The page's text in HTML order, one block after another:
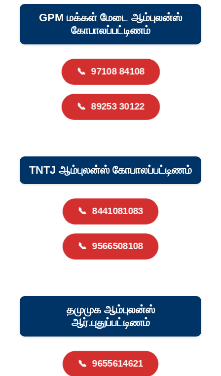
GPM மக்கள் மேடை ஆம்புலன்ஸ்
கோபாலப்பட்டிணம்
📞 97108 84108
📞 89253 30122
TNTJ ஆம்புலன்ஸ் கோபாலப்பட்டிணம்
📞 8441081083
📞 9566508108
தமுமுக ஆம்புலன்ஸ்
ஆர்.புதுப்பட்டிணம்
📞 9655614621